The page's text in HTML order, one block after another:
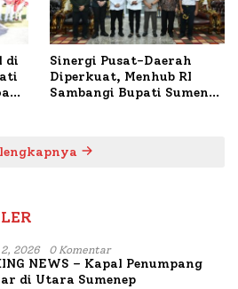
di
Sinergi Pusat-Daerah
Diperkuat, Menhub RI
Sambangi Bupati Sumenep
2026 0 Komentar
NEWS – Kapal Penumpang
di Utara Sumenep